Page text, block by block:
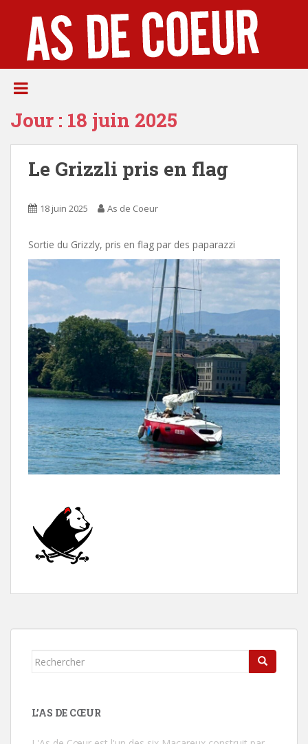
t
Jour : 18 juin 2025
Le Grizzli pris en flag
18 juin 2025 As de Coeur
Sortie du Grizzly, pris en flag par des paparazzi
Rechercher...
L’AS DE CŒUR